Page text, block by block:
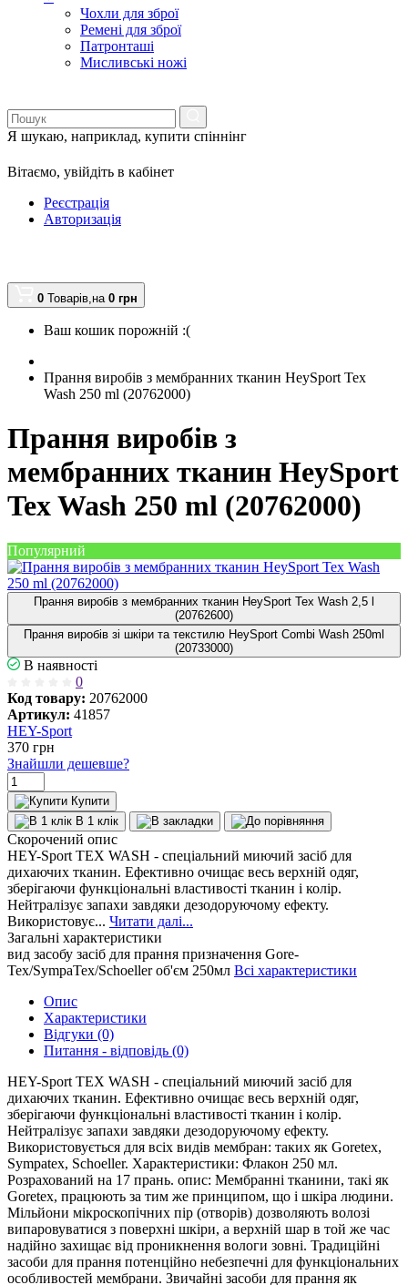
Чохли для зброї
Ремені для зброї
Патронташі
Мисливські ножі
Я шукаю, наприклад, купити спіннінг
Вітаємо, увійдіть в кабінет
Реєстрація
Авторизація
0 Товарів,на 0 грн
Ваш кошик порожній :(
Прання виробів з мембранних тканин HeySport Tex
Wash 250 ml (20762000)
Прання виробів з
мембранних тканин HeySport
Tex Wash 250 ml (20762000)
Популярний
Прання виробів з мембранних тканин HeySport Tex Wash 2,5 l
(20762600)
Прання виробів зі шкіри та текстилю HeySport Combi Wash 250ml
(20733000)
В наявності
0
Код товару: 20762000
Артикул: 41857
HEY-Sport
370 грн
Знайшли дешевше?
Купити
В 1 клік
Скорочений опис
HEY-Sport TEX WASH - спеціальний миючий засіб для
дихаючих тканин. Ефективно очищає весь верхній одяг,
зберігаючи функціональні властивості тканин і колір.
Нейтралізує запахи завдяки дезодоруючому ефекту.
Використовує... Читати далі...
Загальні характеристики
вид засобу засіб для прання призначення Gore-
Tex/SympaTex/Schoeller об'єм 250мл Всі характеристики
Опис
Характеристики
Відгуки (0)
Питання - відповідь (0)
HEY-Sport TEX WASH - спеціальний миючий засіб для
дихаючих тканин. Ефективно очищає весь верхній одяг,
зберігаючи функціональні властивості тканин і колір.
Нейтралізує запахи завдяки дезодоруючому ефекту.
Використовується для всіх видів мембран: таких як Goretex,
Sympatex, Schoeller. Характеристики: Флакон 250 мл.
Розрахований на 17 прань. опис: Мембранні тканини, такі як
Goretex, працюють за тим же принципом, що і шкіра людини.
Мільйони мікроскопічних пір (отворів) дозволяють волозі
випаровуватися з поверхні шкіри, а верхній шар в той же час
надійно захищає від проникнення вологи зовні. Традиційні
засоби для прання потенційно небезпечні для функціональних
особливостей мембрани. Звичайні засоби для прання як